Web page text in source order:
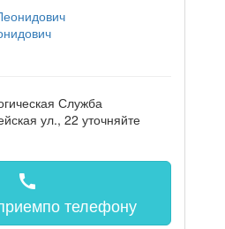
Служба
ул., 22 уточняйте
call
по телефону